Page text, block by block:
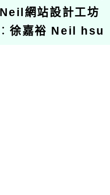
Neil網站設計工坊
徐嘉裕 Neil hsu